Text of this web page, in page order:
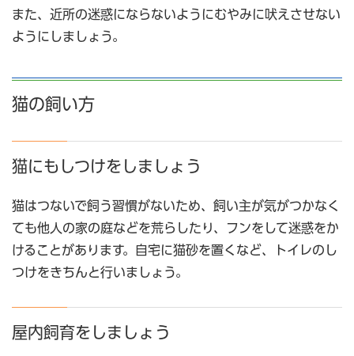
また、近所の迷惑にならないようにむやみに吠えさせない
ようにしましょう。
猫の飼い方
猫にもしつけをしましょう
猫はつないで飼う習慣がないため、飼い主が気がつかなく
ても他人の家の庭などを荒らしたり、フンをして迷惑をか
けることがあります。自宅に猫砂を置くなど、トイレのし
つけをきちんと行いましょう。
屋内飼育をしましょう